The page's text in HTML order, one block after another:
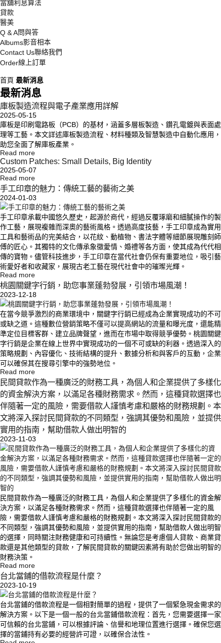
當舖利息算法
貸款
醫美
Q & A問與答
Albums影音相本
Contact Us聯絡我們
Order線上訂單
首頁 最新消息
最新消息
庫板製造流程與電子產業應用詳解
2025-05-15
庫板是印刷電路板（PCB）的基材，涵蓋多層板製造、鑽孔電鍍與表面處
理等工藝。本文詳述庫板製造流程、材料種類及智慧製造中自動化應用，
助您全面了解庫板產業。
Read more
Custom Patches: Small Details, Big Identity
2025-05-07
Read more
手工印章的魅力：傳統工藝的藝術之美
2024-01-03
手工印章承載中國悠久歷史，起源於商代，經過反覆琢磨和細膩操作的製
作工藝，展現複雜而深奧的藝術風格。透過高度技藝，手工印章成為實用
工具和藝術品的完美結合，以花紋、動植物、書法字體等細節展現雕刻師
傅的匠心。其獨特的文化傳承象徵愛情、婚禮等各方面，使其成為代代相
傳的寶物。儘管科技進步，手工印章在當代社會仍保有重要地位，吸引藝
術愛好者和收藏家，展現古老工藝在現代社會中的璀璨光輝。
Read more
桃園關鍵字行銷，助您事業蓬勃發展，引領市場風潮！
2023-12-18
在當今競爭激烈的商業環境中，關鍵字行銷已經成為企業實現成功的不可
或缺之道。這種數位營銷策略不僅可以提高網站的流量和曝光度，還能精
準定位目標客群、建立品牌聲望，進而在市場中取得競爭優勢。桃園關鍵
字行銷是企業在線上世界中實現成功的一個不可或缺的利器。透過深入的
策略規劃、內容優化、技術結構的提升、數據分析和與客戶的互動，企業
可以確保其在搜尋引擎中的強勢地位。
Read more
民間貸款作為一種廣泛的財務工具，為個人和企業提供了多樣化
的資金解決方案，以滿足各種財務需求。然而，這種貸款選擇也
伴隨著一定的風險，需要借款人謹慎考慮和嚴格的財務規劃。本
文將深入探討民間貸款的不同類型，強調其優勢和風險，並提供
實用的指南，幫助借款人做出明智的
2023-11-03
民間貸款作為一種廣泛的財務工具，為個人和企業提供了多樣化的資金解
決方案，以滿足各種財務需求。然而，這種貸款選擇也伴隨著一定的風
險，需要借款人謹慎考慮和嚴格的財務規劃。本文將深入探討民間貸款的
不同類型，強調其優勢和風險，並提供實用的指南，幫助借款人做出明智
的選擇，同時關注財務健康和可持續性。無論您是考慮個人貸款、商業貸
款還是其他類型的貸款，了解民間貸款的關鍵因素將有助於您做出明智的
財務決策。
Read more
台北當鋪的借款流程是什麼？
2023-10-19
台北當鋪的借款流程是一個相對簡單的過程，提供了一個緊急現金需求的
解決方案。以下是一個一般的台北當鋪借款流程：首先，您需要選擇一家
可信賴的台北當鋪，可以根據評論、信譽和地理位置進行選擇。確保您選
擇的當鋪持有必要的經營許可證，以確保合法性。